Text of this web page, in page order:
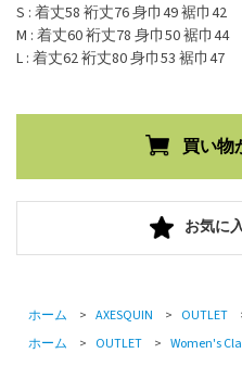
S : 着丈58 裄丈76 身巾49 裾巾42
M : 着丈60 裄丈78 身巾50 裾巾44
L : 着丈62 裄丈80 身巾53 裾巾47
お気に
ホーム > AXESQUIN > OUTLET
ホーム
> OUTLET > Women's